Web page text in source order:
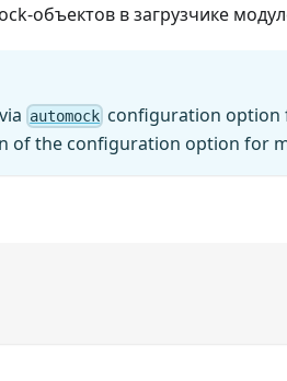
объектов в загрузчике
automock configuration option
of the configuration option for